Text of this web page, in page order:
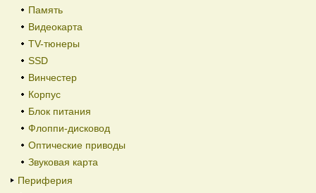
Память
Видеокарта
TV-тюнеры
SSD
Винчестер
Корпус
Блок питания
Флоппи-дисковод
Оптические приводы
Звуковая карта
Периферия